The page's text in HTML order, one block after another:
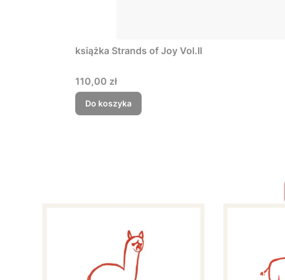
książka Strands of Joy Vol.II
Cena
110,00 zł
Do koszyka